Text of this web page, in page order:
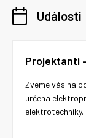
Události
Projektanti
Zveme vás na
určena
elektrotechniky.